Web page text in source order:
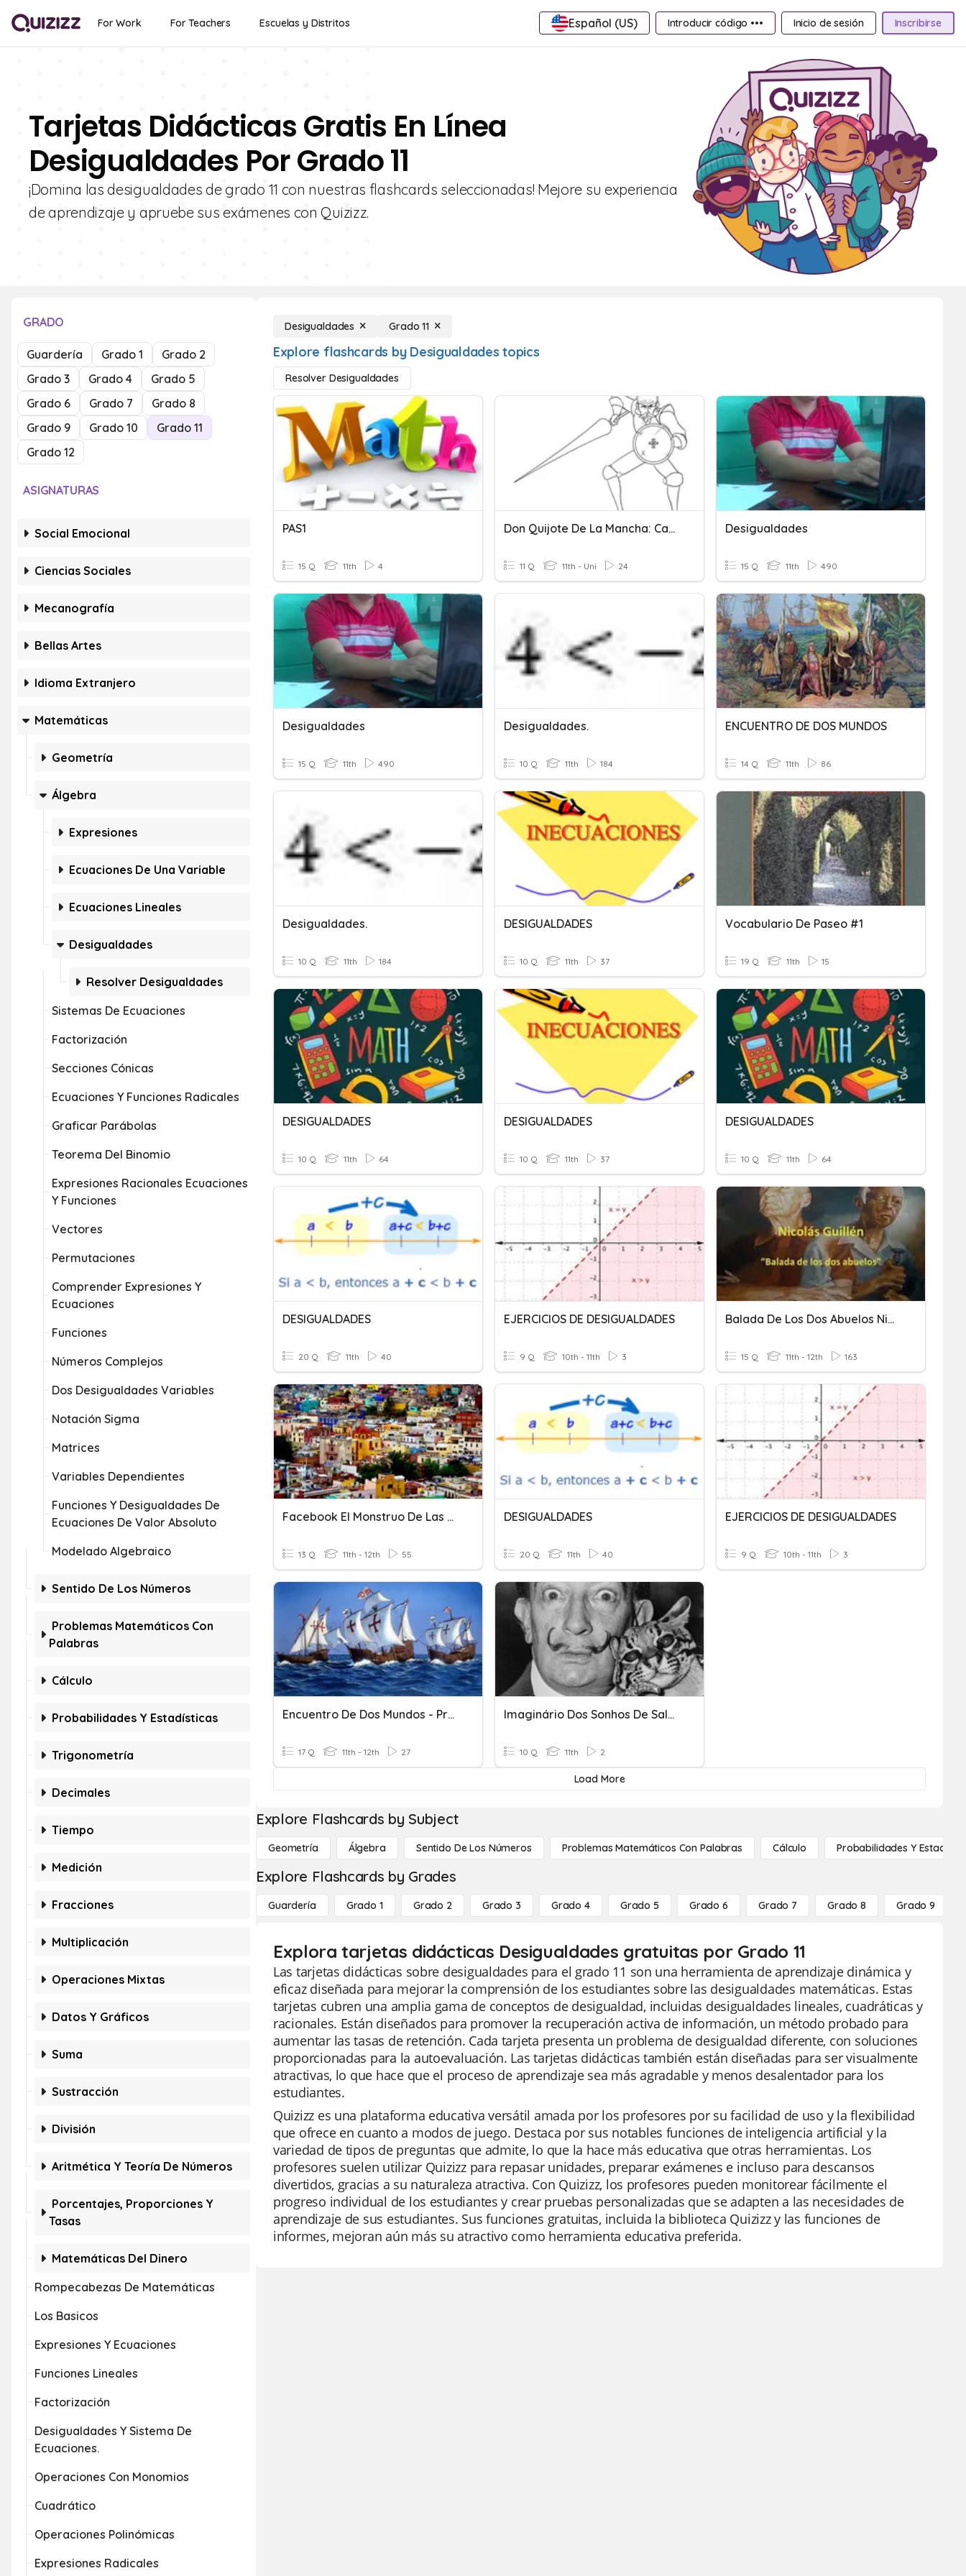
For Work For Teachers Escuelas y Distritos Español (US) Introducir código ••• Inicio de sesión Inscribirse
Tarjetas Didácticas Gratis En Línea
Desigualdades Por Grado 11
¡Domina las desigualdades de grado 11 con nuestras flashcards seleccionadas! Mejore su experiencia
de aprendizaje y apruebe sus exámenes con Quizizz.
GRADO
Guardería Grado 1
Grado 2
Grado 3
Grado 4
Grado 5
Grado 6
Grado 7
Grado 8
Grado 9
Grado 10
Grado 11
Grado 12
ASIGNATURAS
Social Emocional
Ciencias Sociales
Mecanografía
Bellas Artes
Idioma Extranjero
Matemáticas
Geometría
Álgebra
Expresiones
Ecuaciones De Una Variable
Ecuaciones Lineales
Desigualdades
Resolver Desigualdades
Sistemas De Ecuaciones
Factorización
Secciones Cónicas
Ecuaciones Y Funciones Radicales
Graficar Parábolas
Teorema Del Binomio
Expresiones Racionales Ecuaciones
Y Funciones
Vectores
Permutaciones
Comprender Expresiones Y
Ecuaciones
Funciones
Números Complejos
Dos Desigualdades Variables
Notación Sigma
Matrices
Variables Dependientes
Funciones Y Desigualdades De
Ecuaciones De Valor Absoluto
Modelado Algebraico
Sentido De Los Números
Problemas Matemáticos Con
Palabras
Cálculo
Probabilidades Y Estadísticas
Trigonometría
Decimales
Tiempo
Medición
Fracciones
Multiplicación
Operaciones Mixtas
Datos Y Gráficos
Suma
Sustracción
División
Aritmética Y Teoría De Números
Porcentajes, Proporciones Y
Tasas
Matemáticas Del Dinero
Rompecabezas De Matemáticas
Los Basicos
Expresiones Y Ecuaciones
Funciones Lineales
Factorización
Desigualdades Y Sistema De
Ecuaciones.
Operaciones Con Monomios
Cuadrático
Operaciones Polinómicas
Expresiones Radicales
Desigualdades Grado 11
Explore flashcards by Desigualdades topics
Resolver Desigualdades
PAS1
15 Q 11th 4
Don Quijote De La Mancha: Capitulos I & II
11 Q 11th - Uni 24
Desigualdades
15 Q 11th 490
Desigualdades
15 Q 11th 490
Desigualdades.
10 Q 11th 184
ENCUENTRO DE DOS MUNDOS
14 Q 11th 86
Desigualdades.
10 Q 11th 184
DESIGUALDADES
10 Q 11th 37
Vocabulario De Paseo #1
19 Q 11th 15
DESIGUALDADES
10 Q 11th 64
DESIGUALDADES
10 Q 11th 37
DESIGUALDADES
10 Q 11th 64
DESIGUALDADES
20 Q 11th 40
EJERCICIOS DE DESIGUALDADES
9 Q 10th - 11th 3
Balada De Los Dos Abuelos Nicolás Guillén
15 Q 11th - 12th 163
Facebook El Monstruo De Las Dos Cabezas
13 Q 11th - 12th 55
DESIGUALDADES
20 Q 11th 40
EJERCICIOS DE DESIGUALDADES
9 Q 10th - 11th 3
Encuentro De Dos Mundos - Practica #1
17 Q 11th - 12th 27
Imaginário Dos Sonhos De Salvador Dalí
10 Q 11th 2
Load More
Explore Flashcards by Subject
Geometría Álgebra Sentido De Los Números Problemas Matemáticos Con Palabras Cálculo Probabilidades Y
Explore Flashcards by Grades
Guardería Grado 1 Grado 2 Grado 3 Grado 4 Grado 5 Grado 6 Grado 7 Grado 8 Grado 9
Explora tarjetas didácticas Desigualdades gratuitas por Grado 11
Las tarjetas didácticas sobre desigualdades para el grado 11 son una herramienta de aprendizaje dinámica y
eficaz diseñada para mejorar la comprensión de los estudiantes sobre las desigualdades matemáticas. Estas
tarjetas cubren una amplia gama de conceptos de desigualdad, incluidas desigualdades lineales, cuadráticas y
racionales. Están diseñados para promover la recuperación activa de información, un método probado para
aumentar las tasas de retención. Cada tarjeta presenta un problema de desigualdad diferente, con soluciones
proporcionadas para la autoevaluación. Las tarjetas didácticas también están diseñadas para ser visualmente
atractivas, lo que hace que el proceso de aprendizaje sea más agradable y menos desalentador para los
estudiantes.
Quizizz es una plataforma educativa versátil amada por los profesores por su facilidad de uso y la flexibilidad
que ofrece en cuanto a modos de juego. Destaca por sus notables funciones de inteligencia artificial y la
variedad de tipos de preguntas que admite, lo que la hace más educativa que otras herramientas. Los
profesores suelen utilizar Quizizz para repasar unidades, preparar exámenes e incluso para descansos
divertidos, gracias a su naturaleza atractiva. Con Quizizz, los profesores pueden monitorear fácilmente el
progreso individual de los estudiantes y crear pruebas personalizadas que se adapten a las necesidades de
aprendizaje de sus estudiantes. Sus funciones gratuitas, incluida la biblioteca Quizizz y las funciones de
informes, mejoran aún más su atractivo como herramienta educativa preferida.